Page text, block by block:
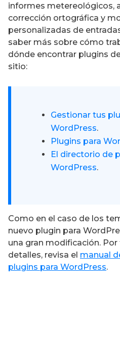
informes metereológicos,
corrección ortográfica y
personalizadas de
saber más sobre cómo
dónde encontrar plugins
sitio:
Gestionar tus
WordPress.
Plugins para
El directorio de
WordPress.
Como en el caso de los
nuevo plugin para
una gran modificación. Por
detalles, revisa el manual
plugins para WordPress.